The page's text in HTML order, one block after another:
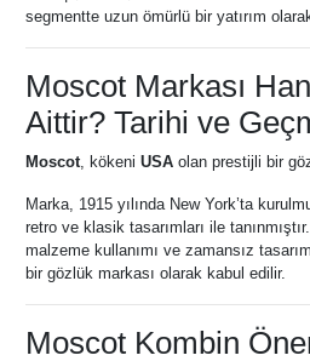
segmentte uzun ömürlü bir yatırım
Moscot Markası
Aittir? Tarihi ve
Moscot , kökeni USA olan prestijli bir
Marka, 1915 yılında New York’ta
retro ve klasik tasarımları ile
malzeme kullanımı ve zamansız
bir gözlük markası olarak kabul edilir.
Moscot Kombin